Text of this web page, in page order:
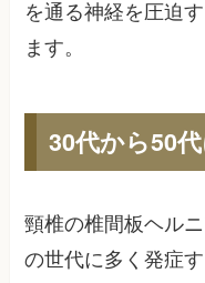
を通る神経を圧迫
ます。
30代から50
頸椎の椎間板ヘル
の世代に多く発症